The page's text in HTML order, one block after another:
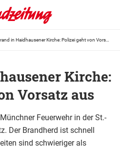
Kirche:
Vorsatz aus
Feuerwehr in der St.-
Der Brandherd ist schnell
sind schwieriger als